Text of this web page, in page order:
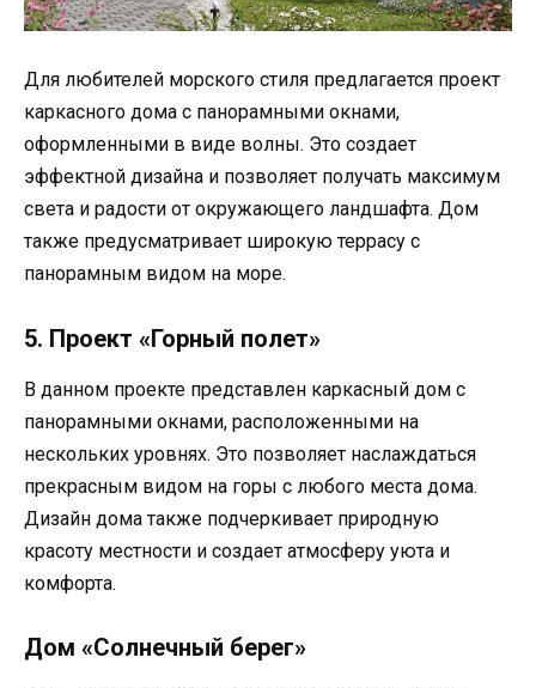
Для любителей морского стиля предлагается проект
каркасного дома с панорамными окнами,
оформленными в виде волны. Это создает
эффектной дизайна и позволяет получать максимум
света и радости от окружающего ландшафта. Дом
также предусматривает широкую террасу с
панорамным видом на море.
5. Проект «Горный полет»
В данном проекте представлен каркасный дом с
панорамными окнами, расположенными на
нескольких уровнях. Это позволяет наслаждаться
прекрасным видом на горы с любого места дома.
Дизайн дома также подчеркивает природную
красоту местности и создает атмосферу уюта и
комфорта.
Дом «Солнечный берег»